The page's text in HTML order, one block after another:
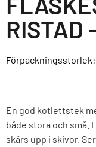
Förpackningsstorlek:
En god kotlettstek
både stora och
skärs upp i skivor.